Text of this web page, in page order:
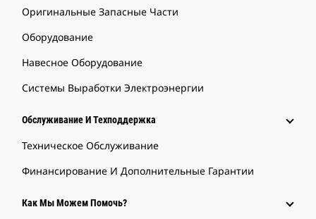
Оригинальные Запасные Части
Оборудование
Навесное Оборудование
Системы Выработки Электроэнергии
Обслуживание И Техподдержка
Техническое Обслуживание
Финансирование И Дополнительные Гарантии
Как Мы Можем Помочь?